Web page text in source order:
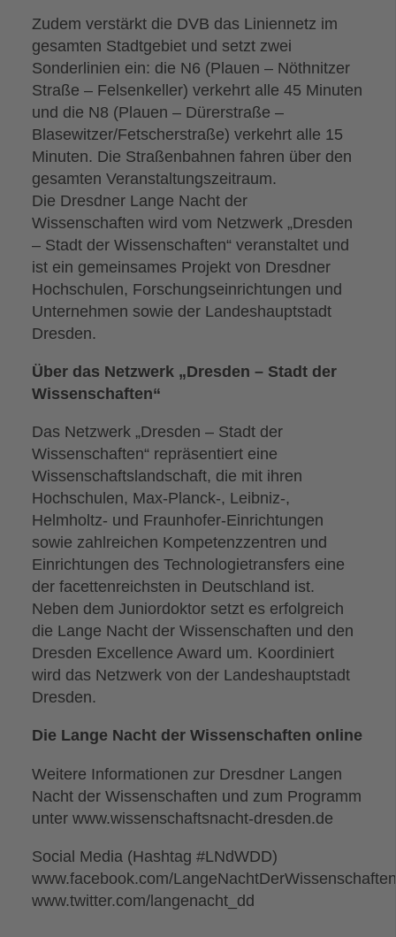
Zudem verstärkt die DVB das Liniennetz im
gesamten Stadtgebiet und setzt zwei
Sonderlinien ein: die N6 (Plauen – Nöthnitzer
Straße – Felsenkeller) verkehrt alle 45 Minuten
und die N8 (Plauen – Dürerstraße –
Blasewitzer/Fetscherstraße) verkehrt alle 15
Minuten. Die Straßenbahnen fahren über den
gesamten Veranstaltungszeitraum.
Die Dresdner Lange Nacht der
Wissenschaften wird vom Netzwerk „Dresden
– Stadt der Wissenschaften“ veranstaltet und
ist ein gemeinsames Projekt von Dresdner
Hochschulen, Forschungseinrichtungen und
Unternehmen sowie der Landeshauptstadt
Dresden.
Über das Netzwerk „Dresden – Stadt der
Wissenschaften“
Das Netzwerk „Dresden – Stadt der
Wissenschaften“ repräsentiert eine
Wissenschaftslandschaft, die mit ihren
Hochschulen, Max-Planck-, Leibniz-,
Helmholtz- und Fraunhofer-Einrichtungen
sowie zahlreichen Kompetenzzentren und
Einrichtungen des Technologietransfers eine
der facettenreichsten in Deutschland ist.
Neben dem Juniordoktor setzt es erfolgreich
die Lange Nacht der Wissenschaften und den
Dresden Excellence Award um. Koordiniert
wird das Netzwerk von der Landeshauptstadt
Dresden.
Die Lange Nacht der Wissenschaften online
Weitere Informationen zur Dresdner Langen
Nacht der Wissenschaften und zum Programm
unter www.wissenschaftsnacht-dresden.de
Social Media (Hashtag #LNdWDD)
www.facebook.com/
www.twitter.com/langenacht_dd